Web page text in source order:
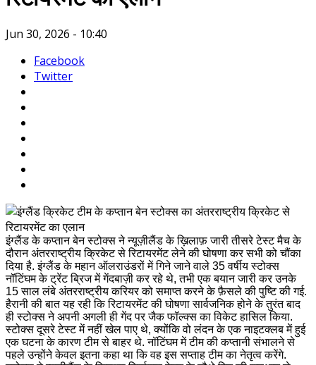
Jun 30, 2026 - 10:40
Facebook
Twitter
इंग्लैंड के कप्तान बेन स्टोक्स ने न्यूज़ीलैंड के ख़िलाफ़ जारी तीसरे टेस्ट मैच के
दौरान अंतरराष्ट्रीय क्रिकेट से रिटायरमेंट लेने की घोषणा कर सभी को चौंका
दिया है. इंग्लैंड के महान ऑलराउंडरों में गिने जाने वाले 35 वर्षीय स्टोक्स
नॉटिंघम के ट्रेंट ब्रिज में गेंदबाज़ी कर रहे थे, तभी एक बयान जारी कर उनके
15 साल लंबे अंतरराष्ट्रीय करियर को समाप्त करने के फ़ैसले की पुष्टि की गई.
हैरानी की बात यह रही कि रिटायरमेंट की घोषणा सार्वजनिक होने के तुरंत बाद
ही स्टोक्स ने अपनी अगली ही गेंद पर जैक फॉल्क्स का विकेट हासिल किया.
स्टोक्स दूसरे टेस्ट में नहीं खेल पाए थे, क्योंकि वो लंदन के एक नाइटक्लब में हुई
एक घटना के कारण टीम से बाहर थे. नॉटिंघम में टीम की कप्तानी संभालने से
पहले उन्होंने केवल इतना कहा था कि वह इस सप्ताह टीम का नेतृत्व करेंगे.